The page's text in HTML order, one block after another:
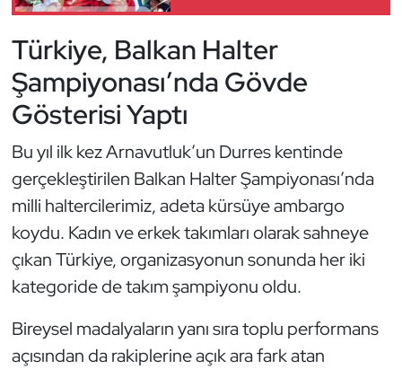
Türkiye, Balkan Halter
Şampiyonası’nda Gövde
Gösterisi Yaptı
Bu yıl ilk kez Arnavutluk’un Durres kentinde
gerçekleştirilen Balkan Halter Şampiyonası’nda
milli haltercilerimiz, adeta kürsüye ambargo
koydu. Kadın ve erkek takımları olarak sahneye
çıkan Türkiye, organizasyonun sonunda her iki
kategoride de takım şampiyonu oldu.
Bireysel madalyaların yanı sıra toplu performans
açısından da rakiplerine açık ara fark atan
Futbol
Futsal
Genel
Golf
Güreş
Halter
Hava Sporları